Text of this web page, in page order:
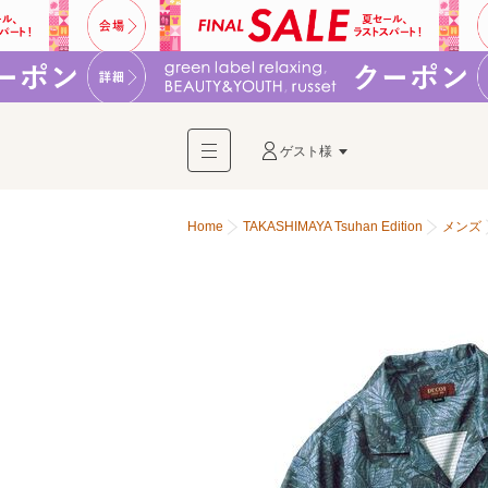
ゲスト様
Home TAKASHIMAYA Tsuhan Edition メンズ